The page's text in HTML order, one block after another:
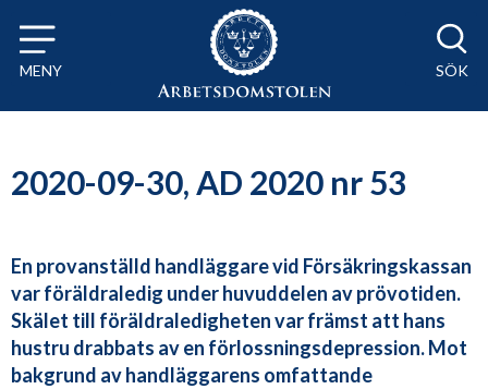
Till innehåll på sidan x
MENY SÖK
2020-09-30, AD 2020 nr 53
En provanställd handläggare vid Försäkringskassan
var föräldraledig under huvuddelen av prövotiden.
Skälet till föräldraledigheten var främst att hans
hustru drabbats av en förlossningsdepression. Mot
bakgrund av handläggarens omfattande